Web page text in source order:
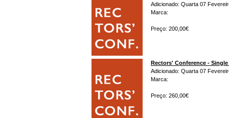
Adicionado: Quarta 07
Marca:
Preço: 200,00€
Rectors' Conference -
Adicionado: Quarta 07
Marca:
Preço: 260,00€